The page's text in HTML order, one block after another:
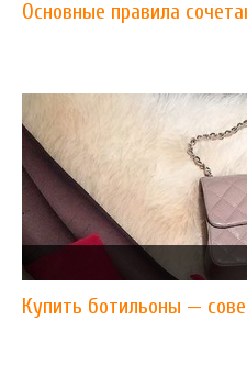
Основные правила
Купить ботильоны —